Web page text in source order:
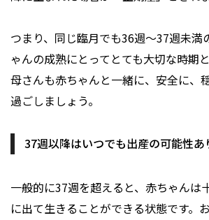
つまり、同じ臨月でも36週〜37週未満
ゃんの成熟にとってとても大切な時期
母さんも赤ちゃんと一緒に、安全に、
過ごしましょう。
37週以降はいつでも出産の可能性あ
一般的に37週を超えると、赤ちゃんは
に出て生きることができる状態です。